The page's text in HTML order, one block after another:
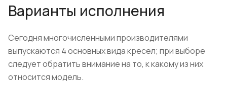
Варианты исполнения
Сегодня многочисленными производителями
выпускаются 4 основных вида кресел; при выборе
следует обратить внимание на то, к какому из них
относится модель.